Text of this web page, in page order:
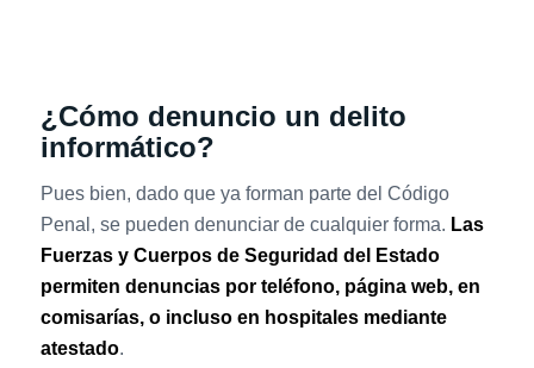
¿Cómo denuncio un delito
informático?
Pues bien, dado que ya forman parte del Código
Penal, se pueden denunciar de cualquier forma. Las
Fuerzas y Cuerpos de Seguridad del Estado
permiten denuncias por teléfono, página web, en
comisarías, o incluso en hospitales mediante
atestado.